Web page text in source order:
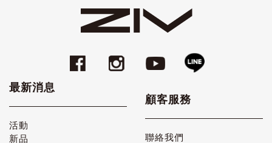
最新消息
活動
新品
顧客服務
聯絡我們